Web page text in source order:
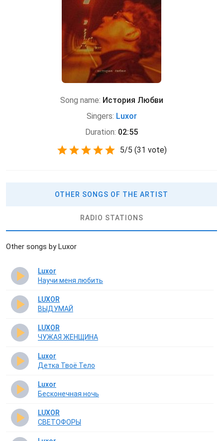
Song name: История Любви
Singers: Luxor
Duration: 02:55
5/5 (31 vote)
OTHER SONGS OF THE ARTIST
RADIO STATIONS
Other songs by Luxor
Luxor
Научи меня любить
LUXOR
ВЫДУМАЙ
LUXOR
ЧУЖАЯ ЖЕНЩИНА
Luxor
Детка Твоё Тело
Luxor
Бесконечная ночь
LUXOR
СВЕТОФОРЫ